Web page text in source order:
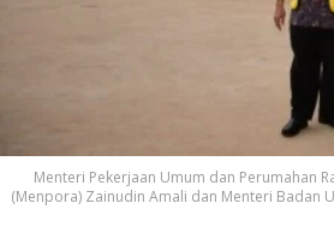
R
M
U
Menteri Pekerjaan Umum dan Perumahan
(Menpora) Zainudin Amali dan Menteri Badan